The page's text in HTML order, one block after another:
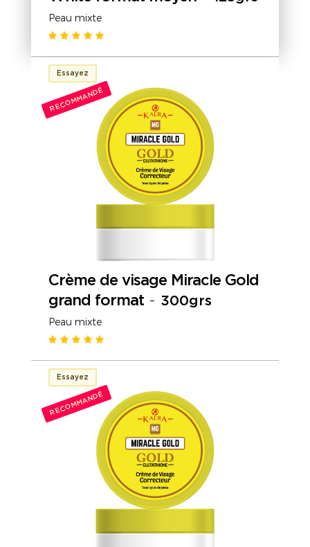
Peau mixte
Essayez
RECOMMANDÉ
Crème de visage Miracle Gold
grand format- 300grs
Peau mixte
Essayez
RECOMMANDÉ